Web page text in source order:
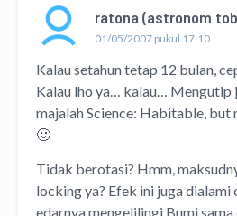
ratona (astronom
01/05/2007 pukul 17:10
Kalau setahun tetap 12 bulan,
Kalau lho ya… kalau… Mengutip
majalah Science: Habitable, but
🙂
Tidak berotasi? Hmm,
locking ya? Efek ini juga dialami
edarnya mengelilingi Bumi sama